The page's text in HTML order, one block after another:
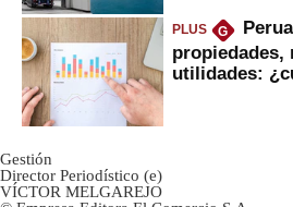
PLUS G
propiedades,
utilidades:
Gestión
Director Periodístico (e)
VÍCTOR MELGAREJO